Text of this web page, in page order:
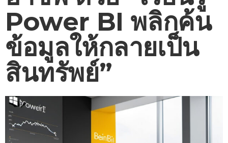
Power BI พลิกค้น
ข้อมูลให้กลายเป็น
สินทรัพย์”